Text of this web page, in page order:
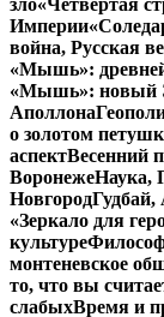
зло«Четвертая
Империи
война, Русская
«Мышь»:
«Мышь»: новый
Аполлона
о золотом
аспектВесенний
ВоронежеНаука,
Новгород
«Зеркало для
культуре
монтеневское
то, что вы
слабыхВремя и